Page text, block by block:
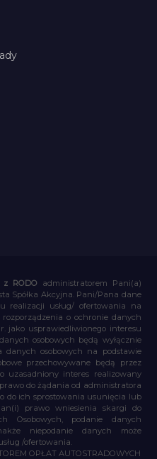
RODO administratorem Pani(a)
Spółka Akcyjna. Pani/Pana dane
realizacji usług/ ofertowania na
o ochronie danych
jako usprawiedliwionego interesu
osobowych będą wyłącznie
osobowych na podstawie
przechowywane będą przez
uzasadniony interes realizowany
do żądania od administratora
do ich sprostowania usunięcia lub
prawo wniesienia skargi do
Osobowych, podanie danych
niepodanie danych może
/ofertowania.
OPŁAT AUTOSTRADOWYCH